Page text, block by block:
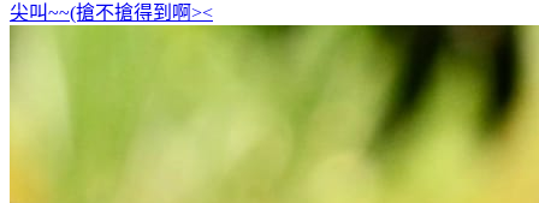
尖叫~~(搶不搶得到啊><